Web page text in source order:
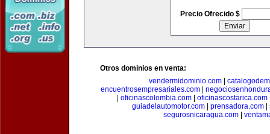
Precio Ofrecido $
Otros dominios en venta:
vendermidominio.com|
encuentrosempresariales.com|
oficinascolombia.com| oficinascostarica.com
guiadelautomotor.com
prensadora.com
segurosnicaragua.com